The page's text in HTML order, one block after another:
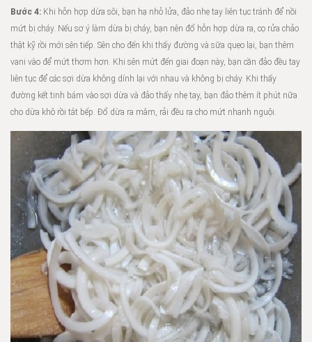
Bước 4: Khi hỗn hợp dừa sôi, bạn hạ nhỏ lửa, đảo nhẹ tay liên tục tránh để nồi
mứt bị cháy. Nếu sơ ý làm dừa bị cháy, bạn nên đổ hỗn hợp dừa ra, cọ rửa chảo
thật kỹ rồi mới sên tiếp. Sên cho đến khi thấy đường và sữa quẹo lại, bạn thêm
vani vào để mứt thơm hơn. Khi sên mứt đến giai đoạn này, bạn cần đảo đều tay
liên tục để các sợi dừa không dính lại với nhau và không bị cháy. Khi thấy
đường kết tinh bám vào sợi dừa và đảo thấy nhẹ tay, bạn đảo thêm ít phút nữa
cho dừa khô rồi tắt bếp. Đổ dừa ra mâm, rải đều ra cho mứt nhanh nguội.